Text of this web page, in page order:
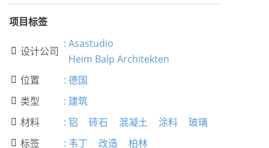
项目标签
 设计公司
: Asastudio
Heim Balp Architekten
 位置 : 德国
 类型 : 建筑
 材料 : 铝 砖石 混凝土 涂料 玻璃
 标签 : 韦丁 改造 柏林